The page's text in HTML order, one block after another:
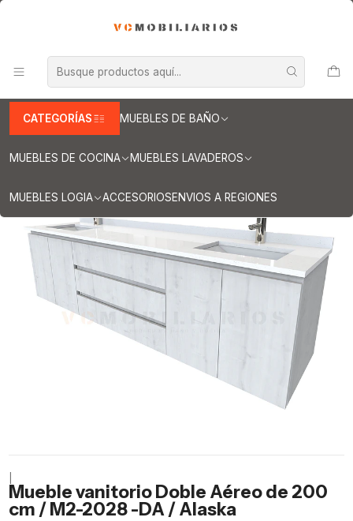
CATEGORÍAS MUEBLES DE BAÑO
MUEBLES DE COCINA MUEBLES LAVADEROS
MUEBLES LOGIA ACCESORIOSENVIOS A REGIONES
Muebles vanitorios aereo doble
Mueble vanitorios aereo - Doble de cuarzo
Muebles vanitorios aereo doble cuarzo / 200 cm
Mueble vanitorio Doble Aéreo de 200 cm / M2-2028 -DA / Alaska
Mueble vanitorio Doble Aéreo de 200
cm / M2-2028 -DA / Alaska